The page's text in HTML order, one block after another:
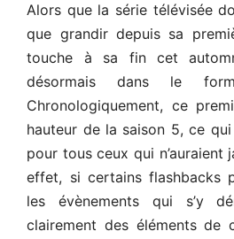
Alors que la série télévisée
que grandir depuis sa
touche à sa fin cet
désormais dans le
Chronologiquement, ce
hauteur de la saison 5, ce
pour tous ceux qui n’auraient
effet, si certains flashbacks
les évènements qui s’y
clairement des éléments de